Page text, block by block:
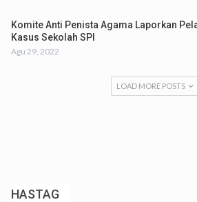
Komite Anti Penista Agama Laporkan
Kasus Sekolah SPI
Agu 29, 2022
LOAD MORE POSTS
HASTAG